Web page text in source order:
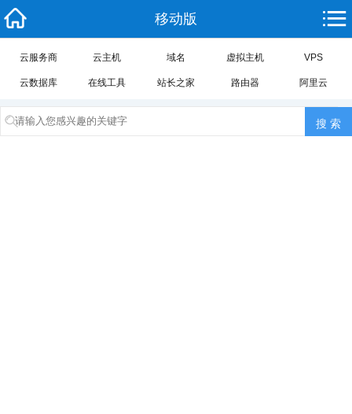
移动版
云服务商 云主机 域名 虚拟主机 VPS
云数据库 在线工具 站长之家 路由器 阿里云